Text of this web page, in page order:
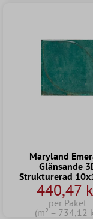
Maryland
Glänsande
Strukturerad
440,47
per Paket
(m² = 734,12